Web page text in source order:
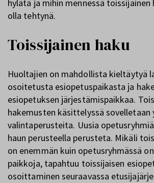
hylätä ja mihin mennessä toissijainen
olla tehtynä.
Toissijainen haku
Huoltajien on mahdollista kieltäytyä
osoitetusta esiopetuspaikasta ja
esiopetuksen järjestämispaikkaa.
hakemusten käsittelyssä sovelletaan
valintaperusteita. Uusia
haun perusteella perusteta. Mikäli
on enemmän kuin opetusryhmässä
paikkoja, tapahtuu toissijaisen
osoittaminen seuraavassa